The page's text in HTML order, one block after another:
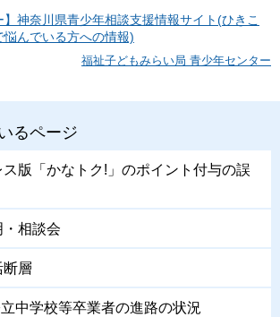
】神奈川県青少年相談支援情報サイト(ひきこ
悩んでいる方への情報)
福祉子どもみらい局 青少年センター
るページ
版「かなトク!」のポイント付与の誤
相談会
断層
中学校等卒業者の進路の状況